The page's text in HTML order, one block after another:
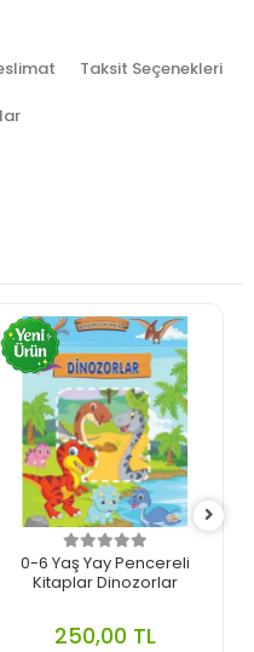
Taksit Seçenekleri
0-6 Yaş Yay Pencereli
Kitaplar Dinozorlar
250,00 TL